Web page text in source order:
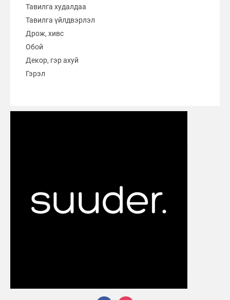
Тавилга худалдаа
Тавилга үйлдвэрлэл
Дрож, хивс
Обой
Декор, гэр ахуй
Гэрэл